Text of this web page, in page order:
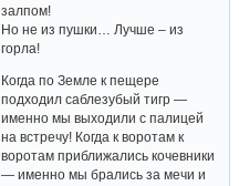
залпом!
Но не из пушки… Лучше – из
горла!
Когда по Земле к пещере
подходил саблезубый тигр —
именно мы выходили с палицей
на встречу! Когда к воротам к
воротам приближались кочевники
— именно мы брались за мечи и